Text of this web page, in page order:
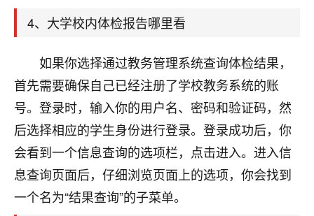
4、大学校内体检报告哪里看
如果你选择通过教务管理系统查询体检结果，
首先需要确保自己已经注册了学校教务系统的账
号。登录时，输入你的用户名、密码和验证码，然
后选择相应的学生身份进行登录。登录成功后，你
会看到一个信息查询的选项栏，点击进入。进入信
息查询页面后，仔细浏览页面上的选项，你会找到
一个名为“结果查询”的子菜单。
师，一开始我是病急乱投医，这半年来，法事一个个
大学，只要能安安稳稳的把书读了，身体心理都健健
康康的我就很知足了！
鹿森：可怜天下父母心啊！
3小时前 来自河北 16
付深
我是公司人事调整，有升迁机会，但同时竞争的我们
三个，找老师的时候是抱着侥幸心理，没想到老师看